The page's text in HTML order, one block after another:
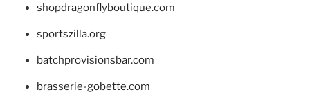
shopdragonflyboutique.com
sportszilla.org
batchprovisionsbar.com
brasserie-gobette.com